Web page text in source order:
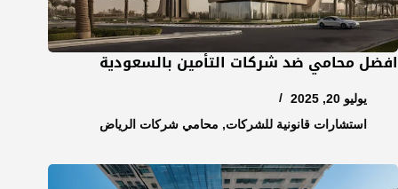
افضل محامي ضد شركات التأمين بالسعودية
يوليو 20, 2025
استشارات قانونية للشركات, محامي شركات الرياض